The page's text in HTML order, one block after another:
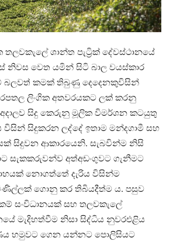
තලවකැලේ ශාන්ත පැට්‍රික් දේවස්ථානයේ
නිවස වෙත යමින් සිටි බාල වයස්කාර
බලවත් කමක් තිබුණු දෙදෙනකුවිසින්
ලිංගික අතවරයකට ලක් කරනු
සිදු කෙරුනු මූලික විමර්ශන කටයුතු
සිදුකරන ලද්දේ ඉතාම මන්දගාමී සහ
සිදුවන ආකාරයෙනි. සැබවින්ම නිසි
සැකකරුවන්ව අත්අඩංගුවට ගැනීමට
නොගත්තේ දැරිය විසින්ම
ගොනු කර තිබියදීත්ම ය. පසුව
සංවිධානයක් සහ තලවකැලේ
මැදිහත්වීම නිසා සිද්ධිය නුවරඑළිය
හමුවට ගෙන යන්නට පොලිසියට